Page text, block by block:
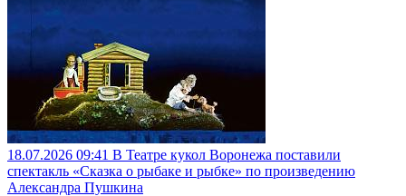
18.07.2026 09:41 В Театре кукол Воронежа поставили
спектакль «Сказка о рыбаке и рыбке» по произведению
Александра Пушкина